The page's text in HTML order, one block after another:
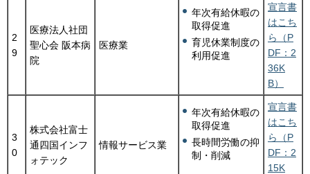
2
9
医療法人社団
聖心会 阪本病
院
医療業
年次有給休暇の
取得促進
育児休業制度の
利用促進
宣言書
はこち
ら（P
DF：2
36K
B）
3
0
株式会社富士
通四国インフ
ォテック
情報サービス業
年次有給休暇の
取得促進
長時間労働の抑
制・削減
宣言書
はこち
ら（P
DF：2
15K